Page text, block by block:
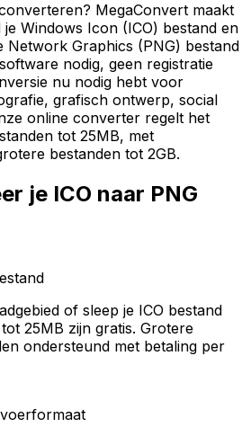
MegaConvert maakt
Windows Icon (ICO) bestand en
Network Graphics (PNG) bestand
nodig, geen registratie
nu nodig hebt voor
grafisch ontwerp, social
online converter regelt het
tot 25MB, met
bestanden tot 2GB.
je ICO naar PNG
of sleep je ICO bestand
25MB zijn gratis. Grotere
ondersteund met betaling per